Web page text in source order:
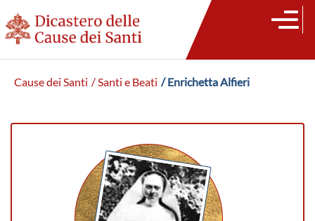
Cause dei Santi / Santi e Beati / Enrichetta Alfieri